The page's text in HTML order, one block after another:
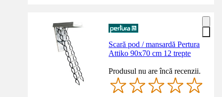
Scară pod / mansardă Pertura
Attiko 90x70 cm 12 trepte
Produsul nu are încă recenzii.